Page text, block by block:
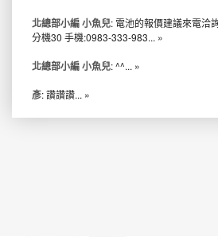
北總部小編 小魚兒: 電池的報價建議來電洽
分機30 手機:0983-333-983... »
北總部小編 小魚兒: ^^... »
彥: 讚讚讚... »